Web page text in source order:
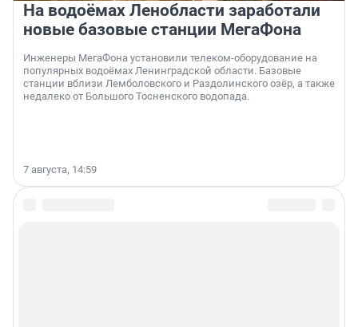
На водоёмах Ленобласти заработали
новые базовые станции МегаФона
Инженеры МегаФона установили телеком-оборудование на
популярных водоёмах Ленинградской области. Базовые
станции вблизи Лемболовского и Раздолинского озёр, а также
недалеко от Большого Тосненского водопада.
7 августа, 14:59